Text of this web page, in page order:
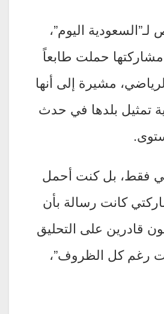
اليوم”،
حملت طابعاً
مشيرة إلى أنها
تمثيل بلدها في حدث
فقط، بل كنت أحمل
كانت رسالة بأن
قادرين على التحليق
رغم كل الظروف”،